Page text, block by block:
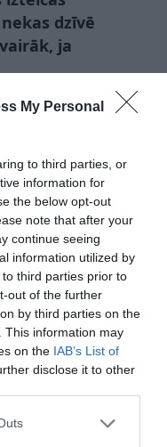
My Personal
to third parties, or
information for
the below opt-out
note that after your
continue seeing
information utilized by
third parties prior to
out of the further
by third parties on the
This information may
on the IAB’s List of
disclose it to other
one or more Google
dzīvē
ja
pēdējais Pasaules
Ronaldu pēc
kas notiks tālāk
traģēdija futbola
spēriens atņem
dzīvību
Pasaules kausa
– emociju